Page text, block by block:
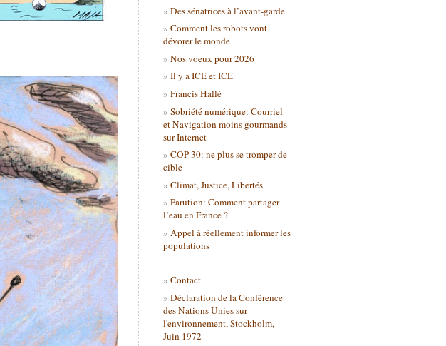
Des sénatrices à l’avant-garde
Comment les robots vont
dévorer le monde
Nos voeux pour 2026
Il y a ICE et ICE
Francis Hallé
Sobriété numérique: Courriel
et Navigation moins gourmands
sur Internet
COP 30: ne plus se tromper de
cible
Climat, Justice, Libertés
Parution: Comment partager
l’eau en France ?
Appel à réellement informer les
populations
Contact
Déclaration de la Conférence
des Nations Unies sur
l'environnement, Stockholm,
Juin 1972